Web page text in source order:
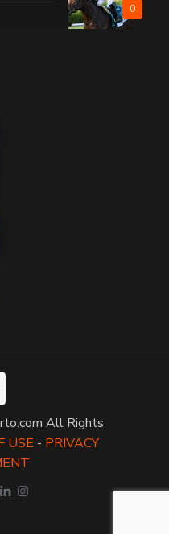
0
All Rights
USE - PRIVACY